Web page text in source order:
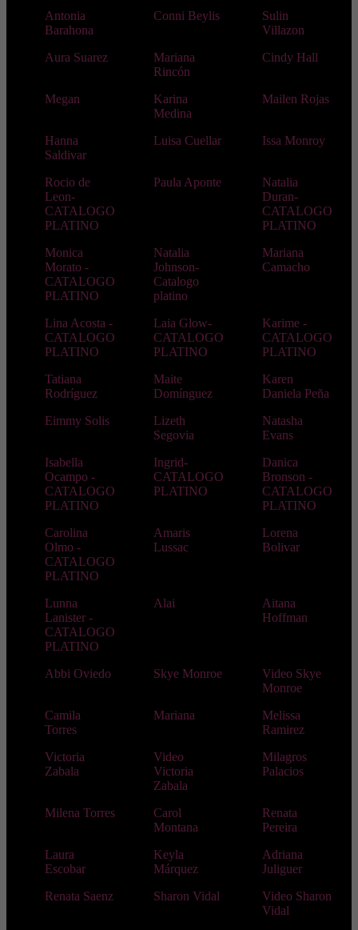
Antonia
Barahona
Conni Beylis
Sulin
Villazon
Aura Suarez
Mariana
Rincón
Cindy Hall
Megan
Karina
Medina
Mailen Rojas
Hanna
Saldivar
Luisa Cuellar Issa Monroy
Rocio de
Leon-
CATALOGO
PLATINO
Paula Aponte
Natalia
Duran-
CATALOGO
PLATINO
Monica
Morato -
CATALOGO
PLATINO
Natalia
Johnson-
Catalogo
platino
Mariana
Camacho
Lina Acosta -
CATALOGO
PLATINO
Laia Glow-
CATALOGO
PLATINO
Karime -
CATALOGO
PLATINO
Tatiana
Rodríguez
Maite
Domínguez
Karen
Daniela Peña
Eimmy Solis
Lizeth
Segovia
Natasha
Evans
Isabella
Ocampo -
CATALOGO
PLATINO
Ingrid-
CATALOGO
PLATINO
Danica
Bronson -
CATALOGO
PLATINO
Carolina
Olmo -
CATALOGO
PLATINO
Amaris
Lussac
Lorena
Bolivar
Lunna
Lanister -
CATALOGO
PLATINO
Alai
Aitana
Hoffman
Abbi Oviedo Skye Monroe
Video Skye
Monroe
Camila
Torres
Mariana
Melissa
Ramirez
Victoria
Zabala
Video
Victoria
Zabala
Milagros
Palacios
Milena Torres
Carol
Montana
Renata
Pereira
Laura
Escobar
Keyla
Márquez
Adriana
Juliguer
Renata Saenz
Sharon Vidal
Video Sharon
Vidal